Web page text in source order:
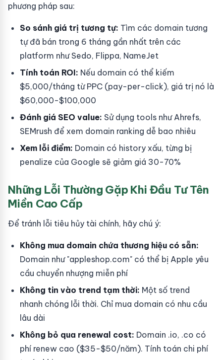
phương pháp sau:
So sánh giá trị tương tự: Tìm các domain tương
tự đã bán trong 6 tháng gần nhất trên các
platform như Sedo, Flippa, NameJet
Tính toán ROI: Nếu domain có thể kiếm
$5,000/tháng từ PPC (pay-per-click), giá trị nó là
$60,000-$100,000
Đánh giá SEO value: Sử dụng tools như Ahrefs,
SEMrush để xem domain ranking dễ bao nhiêu
Xem lỗi điểm: Domain có history xấu, từng bị
penalize của Google sẽ giảm giá 30-70%
Những Lỗi Thường Gặp Khi Đầu Tư Tên
Miền Cao Cấp
Để tránh lỗi tiêu hủy tài chính, hãy chú ý:
Không mua domain chứa thương hiệu có sẵn:
Domain như "appleshop.com" có thể bị Apple yêu
cầu chuyển nhượng miễn phí
Không tin vào trend tạm thời: Một số trend
nhanh chóng lỗi thời. Chỉ mua domain có nhu cầu
lâu dài
Không bỏ qua renewal cost: Domain .io, .co có
phí renew cao ($35-$50/năm). Tính toán chi phí